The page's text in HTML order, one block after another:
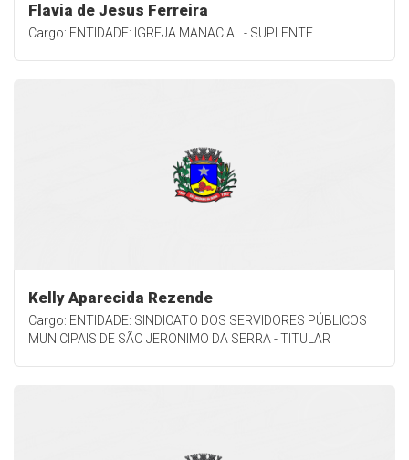
Flavia de Jesus Ferreira
Cargo: ENTIDADE: IGREJA MANACIAL - SUPLENTE
Kelly Aparecida Rezende
Cargo: ENTIDADE: SINDICATO DOS SERVIDORES PÚBLICOS
MUNICIPAIS DE SÃO JERONIMO DA SERRA - TITULAR